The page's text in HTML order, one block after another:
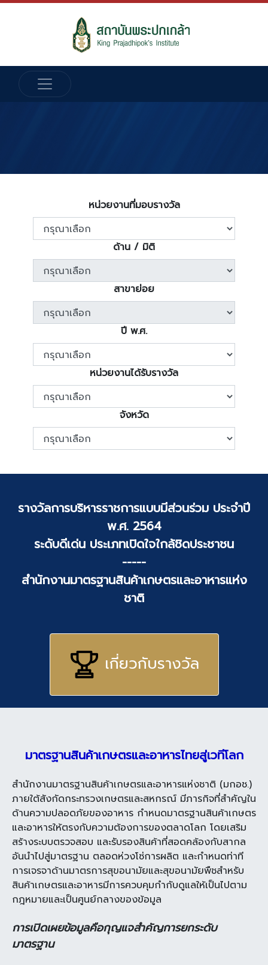
หน่วยงานที่มอบรางวัล
ด้าน / มิติ
สาขาย่อย
ปี พ.ศ.
หน่วยงานได้รับรางวัล
จังหวัด
รางวัลการบริหารราชการแบบมีส่วนร่วม ประจำปี
พ.ศ. 2564
ระดับดีเด่น ประเภทเปิดใจใกล้ชิดประชาชน
-----
สำนักงานมาตรฐานสินค้าเกษตรและอาหารแห่ง
ชาติ
เกี่ยวกับรางวัล
มาตรฐานสินค้าเกษตรและอาหารไทยสู่เวทีโลก
สำนักงานมาตรฐานสินค้าเกษตรและอาหารแห่งชาติ (มกอช.)
ภายใต้สังกัดกระทรวงเกษตรและสหกรณ์ มีภารกิจที่สำคัญใน
ด้านความปลอดภัยของอาหาร กำหนดมาตรฐานสินค้าเกษตร
และอาหารให้ตรงกับความต้องการของตลาดโลก โดยเสริม
สร้างระบบตรวจสอบ และรับรองสินค้าที่สอดคล้องกับสากล
อันนำไปสู่มาตรฐาน ตลอดห่วงโซ่การผลิต และกำหนดท่าที
การเจรจาด้านมาตรการสุขอนามัยและสุขอนามัยพืชสำหรับ
สินค้าเกษตรและอาหารมีการควบคุมกำกับดูแลให้เป็นไปตาม
กฎหมายและเป็นศูนย์กลางของข้อมูล
การเปิดเผยข้อมูลคือกุญแจสำคัญการยกระดับ
มาตรฐาน